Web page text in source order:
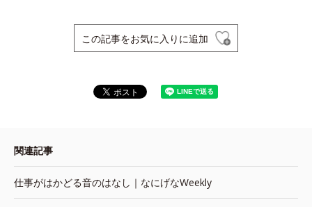
この記事をお気に入りに追加
関連記事
仕事がはかどる音のはなし｜なにげなWeekly